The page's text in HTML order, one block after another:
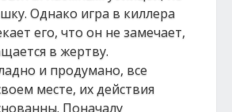
Однако игра в киллера
его, что он не замечает,
в жертву.
и продумано, все
месте, их действия
Поначалу